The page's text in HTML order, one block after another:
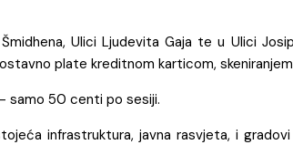
Ulici Ljudevita Gaja te u Ulici
plate kreditnom karticom,
samo 50 centi po sesiji.
infrastruktura, javna rasvjeta, i